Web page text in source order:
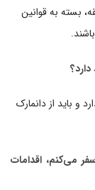
بسته به قوانین
و باید از دانمارک
می‌کنم، اقدامات